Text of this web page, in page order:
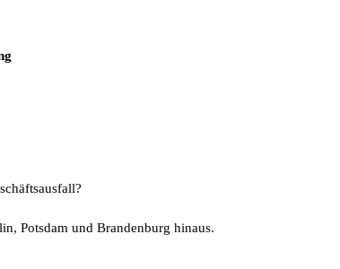
Potsdam und Brandenburg hinaus.